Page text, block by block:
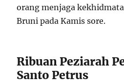
orang menjaga
Bruni pada Kamis sore.
Ribuan Peziarah
Santo Petrus